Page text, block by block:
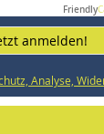
Friendly
anmelden!
Analyse,